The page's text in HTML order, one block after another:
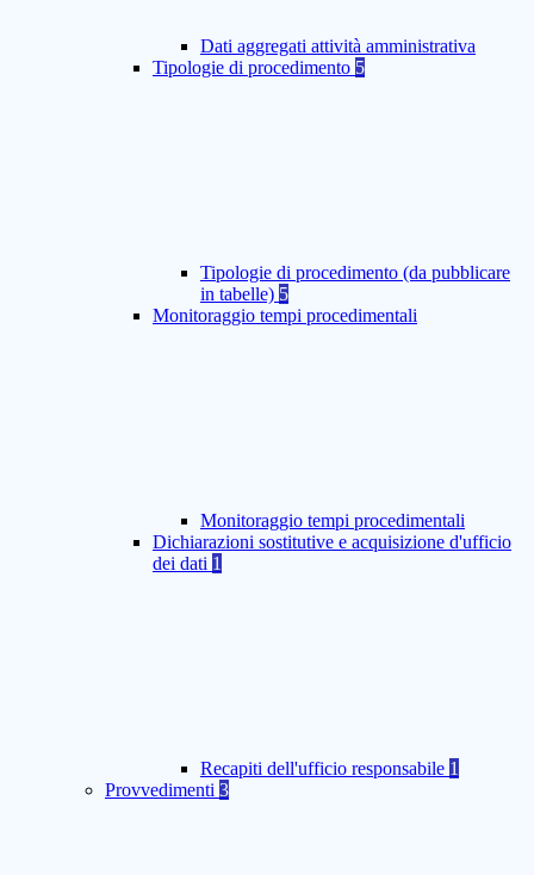
Dati aggregati attività amministrativa
Tipologie di procedimento 5
Tipologie di procedimento (da pubblicare
in tabelle) 5
Monitoraggio tempi procedimentali
Monitoraggio tempi procedimentali
Dichiarazioni sostitutive e acquisizione d'ufficio
dei dati 1
Recapiti dell'ufficio responsabile 1
Provvedimenti 3